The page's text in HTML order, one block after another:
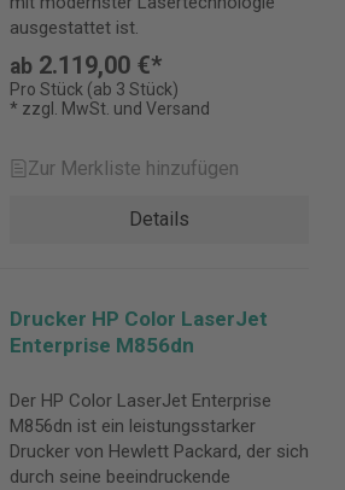
ausgestattet ist.
ab 2.119,00 €*
Pro Stück (ab 3 Stück)
* zzgl. MwSt. und Versand
Zur Merkliste hinzufügen
Details
Drucker HP Color LaserJet
Enterprise M856dn
Der HP Color LaserJet Enterprise
M856dn ist ein leistungsstarker
Drucker von Hewlett Packard, der sich
durch seine beeindruckende